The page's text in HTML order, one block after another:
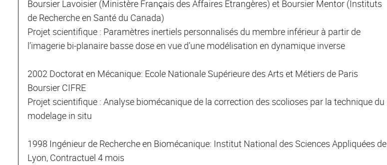
Boursier Lavoisier (Ministère Français des Affaires Etrangères) et Boursier Mentor (Instituts
de Recherche en Santé du Canada)
Projet scientifique : Paramètres inertiels personnalisés du membre inférieur à partir de
l’imagerie bi-planaire basse dose en vue d’une modélisation en dynamique inverse
2002 Doctorat en Mécanique: Ecole Nationale Supérieure des Arts et Métiers de Paris
Boursier CIFRE
Projet scientifique : Analyse biomécanique de la correction des scolioses par la technique du
modelage in situ
1998 Ingénieur de Recherche en Biomécanique: Institut National des Sciences Appliquées de
Lyon, Contractuel 4 mois